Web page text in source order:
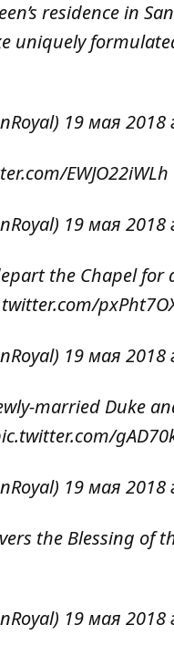
residence in
uniquely
19 мая 2018
EWJO22iWLh
19 мая 2018
the Chapel
19 мая 2018
married Duke
19 мая 2018
the Blessing of
19 мая 2018